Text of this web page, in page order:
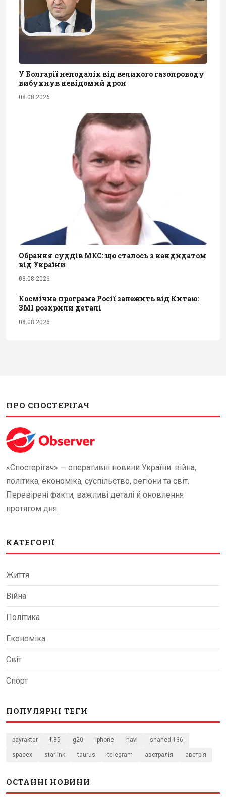
У Болгарії неподалік від великого газопроводу
вибухнув невідомий дрон
08.08.2026
Обрання суддів МКС: що сталось з кандидатом
від України
08.08.2026
Космічна програма Росії залежить від Китаю:
ЗМІ розкрили деталі
08.08.2026
ПРО СПОСТЕРІГАЧ
«Спостерігач» — оперативні новини України: війна,
політика, економіка, суспільство, регіони та світ.
Перевірені факти, важливі деталі й оновлення
протягом дня.
КАТЕГОРІЇ
Життя
Війна
Політика
Економіка
Світ
Спорт
ПОПУЛЯРНІ ТЕГИ
bayraktar f-35 g20 iphone navi shahed-136
spacex starlink taurus telegram австралія австрія
ОСТАННІ НОВИНИ